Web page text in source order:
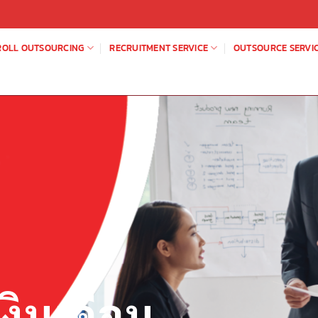
OUTSOURCING RECRUITMENT SERVICE OUTSOURCE